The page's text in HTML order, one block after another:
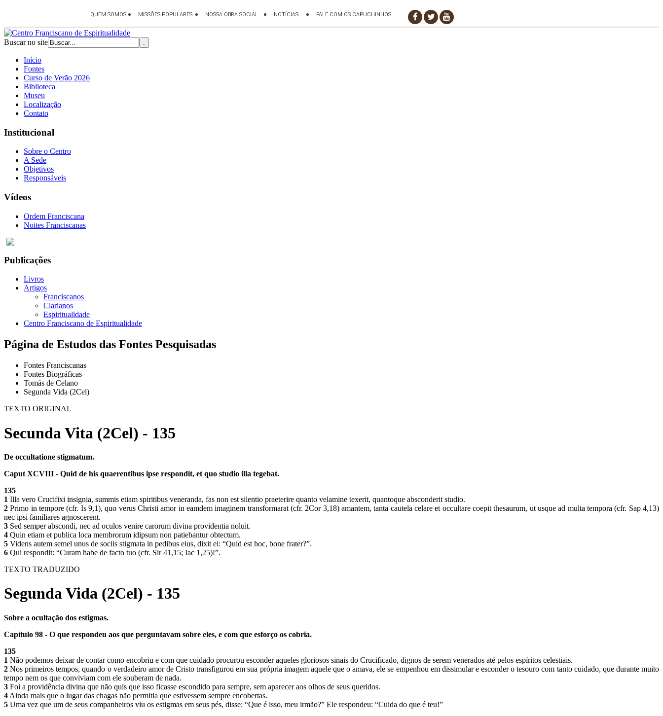
Buscar no site
Início
Fontes
Curso de Verão 2026
Biblioteca
Museu
Localização
Contato
Institucional
Sobre o Centro
A Sede
Objetivos
Responsáveis
Vídeos
Ordem Franciscana
Noites Franciscanas
Publicações
Livros
Artigos
Franciscanos
Clarianos
Espiritualidade
Centro Franciscano de Espiritualidade
Página de Estudos das Fontes Pesquisadas
Fontes Franciscanas
Fontes Biográficas
Tomás de Celano
Segunda Vida (2Cel)
TEXTO ORIGINAL
Secunda Vita (2Cel) - 135
De occultatione stigmatum.
Caput XCVIII - Quid de his quaerentibus ipse respondit, et quo studio illa tegebat.
135
1 Illa vero Crucifixi insignia, summis etiam spiritibus veneranda, fas non est silentio praeterire quanto velamine texerit, quantoque absconderit studio.
2 Primo in tempore (cfr. Is 9,1), quo verus Christi amor in eamdem imaginem transformarat (cfr. 2Cor 3,18) amantem, tanta cautela celare et occultare coepit thesaurum, ut usque ad multa tempora (cfr. Sap 4,13)
nec ipsi familiares agnoscerent.
3 Sed semper abscondi, nec ad oculos venire carorum divina providentia noluit.
4 Quin etiam et publica loca membrorum idipsum non patiebantur obtectum.
5 Videns autem semel unus de sociis stigmata in pedibus eius, dixit ei: “Quid est hoc, bone frater?”.
6 Qui respondit: “Curam habe de facto tuo (cfr. Sir 41,15; Iac 1,25)!”.
TEXTO TRADUZIDO
Segunda Vida (2Cel) - 135
Sobre a ocultação dos estigmas.
Capítulo 98 - O que respondeu aos que perguntavam sobre eles, e com que esforço os cobria.
135
1 Não podemos deixar de contar como encobriu e com que cuidado procurou esconder aqueles gloriosos sinais do Crucificado, dignos de serem venerados até pelos espíritos celestiais.
2 Nos primeiros tempos, quando o verdadeiro amor de Cristo transfigurou em sua própria imagem aquele que o amava, ele se empenhou em dissimular e esconder o tesouro com tanto cuidado, que durante muito
tempo nem os que conviviam com ele souberam de nada.
3 Foi a providência divina que não quis que isso ficasse escondido para sempre, sem aparecer aos olhos de seus queridos.
4 Ainda mais que o lugar das chagas não permitia que estivessem sempre encobertas.
5 Uma vez que um de seus companheiros viu os estigmas em seus pés, disse: “Que é isso, meu irmão?” Ele respondeu: “Cuida do que é teu!”